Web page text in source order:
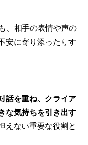
、相手の表情や声の
安に寄り添ったりす
話を重ね、クライア
な気持ちを引き出す
えない重要な役割と